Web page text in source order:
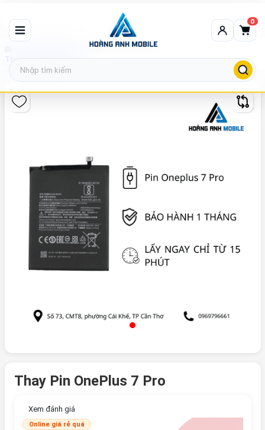
0
Thay Pin OnePlus 7 Pro
Thay Pin OnePlus 7 Pro
Xem đánh giá
Online giá rẻ quá